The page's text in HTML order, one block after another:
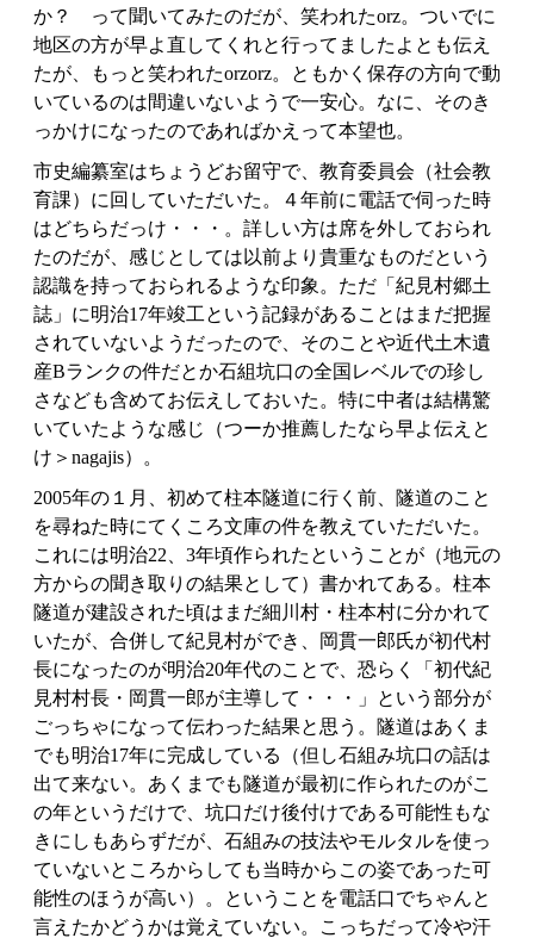
か？ って聞いてみたのだが、笑われたorz。ついでに
地区の方が早よ直してくれと行ってましたよとも伝え
たが、もっと笑われたorzorz。ともかく保存の方向で動
いているのは間違いないようで一安心。なに、そのき
っかけになったのであればかえって本望也。
市史編纂室はちょうどお留守で、教育委員会（社会教
育課）に回していただいた。４年前に電話で伺った時
はどちらだっけ・・・。詳しい方は席を外しておられ
たのだが、感じとしては以前より貴重なものだという
認識を持っておられるような印象。ただ「紀見村郷土
誌」に明治17年竣工という記録があることはまだ把握
されていないようだったので、そのことや近代土木遺
産Bランクの件だとか石組坑口の全国レベルでの珍し
さなども含めてお伝えしておいた。特に中者は結構驚
いていたような感じ（つーか推薦したなら早よ伝えと
け＞nagajis）。
2005年の１月、初めて柱本隧道に行く前、隧道のこと
を尋ねた時にてくころ文庫の件を教えていただいた。
これには明治22、3年頃作られたということが（地元の
方からの聞き取りの結果として）書かれてある。柱本
隧道が建設された頃はまだ細川村・柱本村に分かれて
いたが、合併して紀見村ができ、岡貫一郎氏が初代村
長になったのが明治20年代のことで、恐らく「初代紀
見村村長・岡貫一郎が主導して・・・」という部分が
ごっちゃになって伝わった結果と思う。隧道はあくま
でも明治17年に完成している（但し石組み坑口の話は
出て来ない。あくまでも隧道が最初に作られたのがこ
の年というだけで、坑口だけ後付けである可能性もな
きにしもあらずだが、石組みの技法やモルタルを使っ
ていないところからしても当時からこの姿であった可
能性のほうが高い）。ということを電話口でちゃんと
言えたかどうかは覚えていない。こっちだって冷や汗